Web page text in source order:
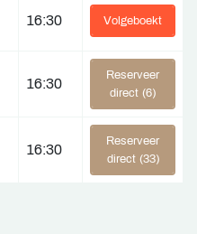
16:30 Volgeboekt
16:30
Reserveer
direct (6)
16:30
Reserveer
direct (33)